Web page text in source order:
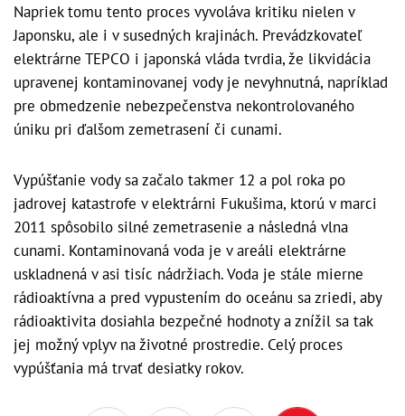
Napriek tomu tento proces vyvoláva kritiku nielen v
Japonsku, ale i v susedných krajinách. Prevádzkovateľ
elektrárne TEPCO i japonská vláda tvrdia, že likvidácia
upravenej kontaminovanej vody je nevyhnutná, napríklad
pre obmedzenie nebezpečenstva nekontrolovaného
úniku pri ďalšom zemetrasení či cunami.
Vypúšťanie vody sa začalo takmer 12 a pol roka po
jadrovej katastrofe v elektrárni Fukušima, ktorú v marci
2011 spôsobilo silné zemetrasenie a následná vlna
cunami. Kontaminovaná voda je v areáli elektrárne
uskladnená v asi tisíc nádržiach. Voda je stále mierne
rádioaktívna a pred vypustením do oceánu sa zriedi, aby
rádioaktivita dosiahla bezpečné hodnoty a znížil sa tak
jej možný vplyv na životné prostredie. Celý proces
vypúšťania má trvať desiatky rokov.